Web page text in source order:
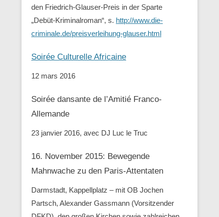
den Friedrich-Glauser-Preis in der Sparte
„Debüt-Kriminalroman“, s. http://www.die-
criminale.de/preisverleihung-glauser.html
Soirée Culturelle Africaine
12 mars 2016
Soirée dansante de l’Amitié Franco-
Allemande
23 janvier 2016, avec DJ Luc le Truc
16. November 2015: Bewegende
Mahnwache zu den ‪Paris-Attentaten
Darmstadt, Kappellplatz – mit OB Jochen
Partsch, Alexander Gassmann (Vorsitzender